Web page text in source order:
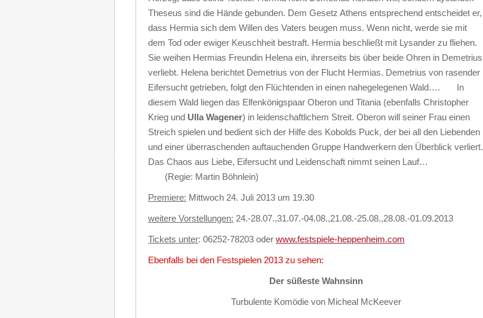
Theseus sind die Hände gebunden. Dem Gesetz Athens entsprechend entscheidet er,
dass Hermia sich dem Willen des Vaters beugen muss. Wenn nicht, werde sie mit
dem Tod oder ewiger Keuschheit bestraft. Hermia beschließt mit Lysander zu fliehen.
Sie weihen Hermias Freundin Helena ein, ihrerseits bis über beide Ohren in Demetrius
verliebt. Helena berichtet Demetrius von der Flucht Hermias. Demetrius von rasender
Eifersucht getrieben, folgt den Flüchtenden in einen nahegelegenen Wald…. In
diesem Wald liegen das Elfenkönigspaar Oberon und Titania (ebenfalls Christopher
Krieg und Ulla Wagener) in leidenschaftlichem Streit. Oberon will seiner Frau einen
Streich spielen und bedient sich der Hilfe des Kobolds Puck, der bei all den Liebenden
und einer überraschenden auftauchenden Gruppe Handwerkern den Überblick verliert.
Das Chaos aus Liebe, Eifersucht und Leidenschaft nimmt seinen Lauf…
(Regie: Martin Böhnlein)
Premiere: Mittwoch 24. Juli 2013 um 19.30
weitere Vorstellungen: 24.-28.07.,31.07.-04.08.,21.08.-25.08.,28.08.-01.09.2013
Tickets unter: 06252-78203 oder www.festspiele-heppenheim.com
Ebenfalls bei den Festspielen 2013 zu sehen:
Der süßeste Wahnsinn
Turbulente Komödie von Micheal McKeever